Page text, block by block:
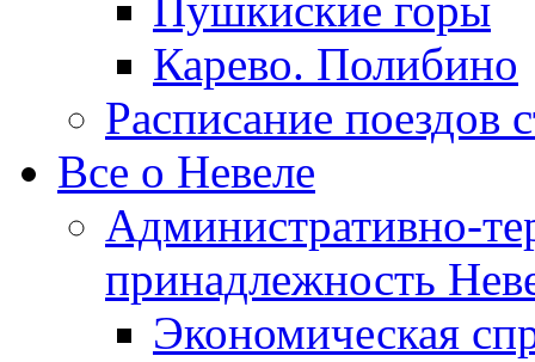
Карево. Полибино
Расписание поездов
Все о Невеле
Административно-
принадлежность
Экономическая